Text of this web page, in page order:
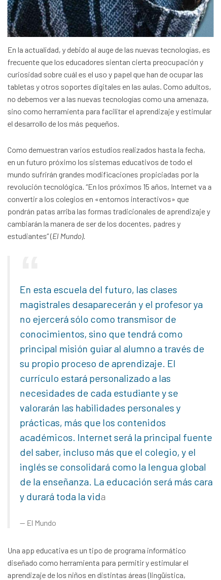
En la actualidad, y debido al auge de las nuevas tecnologías, es
frecuente que los educadores sientan cierta preocupación y
curiosidad sobre cuál es el uso y papel que han de ocupar las
tabletas y otros soportes digitales en las aulas. Como adultos,
no debemos ver a las nuevas tecnologías como una amenaza,
sino como herramienta para facilitar el aprendizaje y estimular
el desarrollo de los más pequeños.
Como demuestran varios estudios realizados hasta la fecha,
en un futuro próximo los sistemas educativos de todo el
mundo sufrirán grandes modificaciones propiciadas por la
revolución tecnológica. “En los próximos 15 años, Internet va a
convertir a los colegios en «entornos interactivos» que
pondrán patas arriba las formas tradicionales de aprendizaje y
cambiarán la manera de ser de los docentes, padres y
estudiantes” (El Mundo).
En esta escuela del futuro, las clases
magistrales desaparecerán y el profesor ya
no ejercerá sólo como transmisor de
conocimientos, sino que tendrá como
principal misión guiar al alumno a través de
su propio proceso de aprendizaje. El
currículo estará personalizado a las
necesidades de cada estudiante y se
valorarán las habilidades personales y
prácticas, más que los contenidos
académicos. Internet será la principal fuente
del saber, incluso más que el colegio, y el
inglés se consolidará como la lengua global
de la enseñanza. La educación será más cara
y durará toda la vida
El Mundo
Una app educativa es un tipo de programa informático
diseñado como herramienta para permitir y estimular el
aprendizaje de los niños en distintas áreas (lingüística,